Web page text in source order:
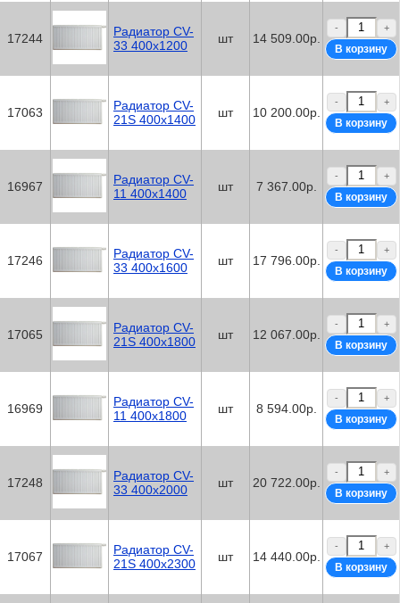
17244
Радиатор CV-
33 400x1200
шт 14 509.00р.
- +
17063
Радиатор CV-
21S 400x1400
шт 10 200.00р.
- +
16967
Радиатор CV-
11 400x1400
шт 7 367.00р.
- +
17246
Радиатор CV-
33 400x1600
шт 17 796.00р.
- +
17065
Радиатор CV-
21S 400x1800
шт 12 067.00р.
- +
16969
Радиатор CV-
11 400x1800
шт 8 594.00р.
- +
17248
Радиатор CV-
33 400x2000
шт 20 722.00р.
- +
17067
Радиатор CV-
21S 400x2300
шт 14 440.00р.
- +